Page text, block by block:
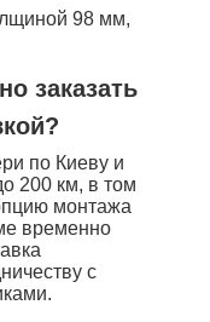
98 мм,
заказать
по Киеву и
200 км, в том
монтажа
временно
с